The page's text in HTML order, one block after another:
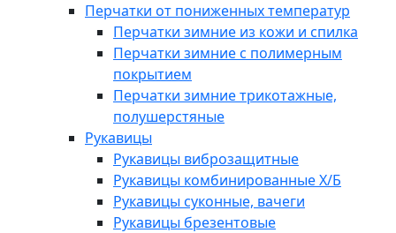
Перчатки от пониженных температур
Перчатки зимние из кожи и спилка
Перчатки зимние с полимерным
покрытием
Перчатки зимние трикотажные,
полушерстяные
Рукавицы
Рукавицы виброзащитные
Рукавицы комбинированные Х/Б
Рукавицы суконные, вачеги
Рукавицы брезентовые